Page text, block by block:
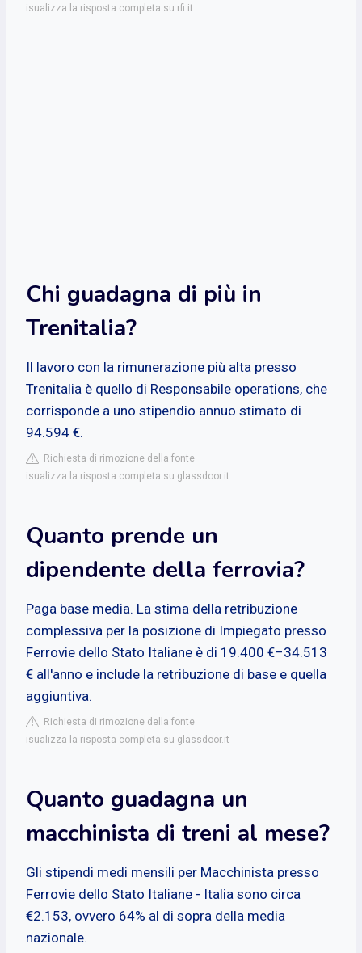
isualizza la risposta completa su rfi.it
Chi guadagna di più in
Trenitalia?
Il lavoro con la rimunerazione più alta presso
Trenitalia è quello di Responsabile operations, che
corrisponde a uno stipendio annuo stimato di
94.594 €.
Richiesta di rimozione della fonte
isualizza la risposta completa su glassdoor.it
Quanto prende un
dipendente della ferrovia?
Paga base media. La stima della retribuzione
complessiva per la posizione di Impiegato presso
Ferrovie dello Stato Italiane è di 19.400 €–34.513
€ all'anno e include la retribuzione di base e quella
aggiuntiva.
Richiesta di rimozione della fonte
isualizza la risposta completa su glassdoor.it
Quanto guadagna un
macchinista di treni al mese?
Gli stipendi medi mensili per Macchinista presso
Ferrovie dello Stato Italiane - Italia sono circa
€2.153, ovvero 64% al di sopra della media
nazionale.